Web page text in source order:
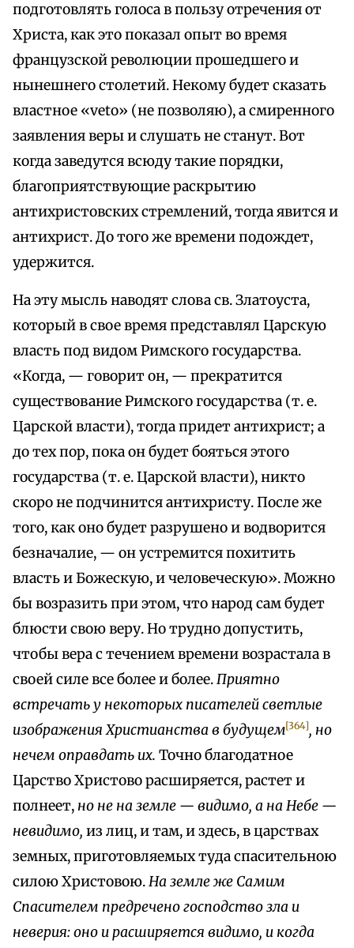
подготовлять голоса в пользу отречения от
Христа, как это показал опыт во время
французской революции прошедшего и
нынешнего столетий. Некому будет сказать
властное «veto» (не позволяю), а смиренного
заявления веры и слушать не станут. Вот
когда заведутся всюду такие порядки,
благоприятствующие раскрытию
антихристовских стремлений, тогда явится и
антихрист. До того же времени подождет,
удержится.
На эту мысль наводят слова св. Златоуста,
который в свое время представлял Царскую
власть под видом Римского государства.
«Когда, — говорит он, — прекратится
существование Римского государства (т. е.
Царской власти), тогда придет антихрист; а
до тех пор, пока он будет бояться этого
государства (т. е. Царской власти), никто
скоро не подчинится антихристу. После же
того, как оно будет разрушено и водворится
безначалие, — он устремится похитить
власть и Божескую, и человеческую». Можно
бы возразить при этом, что народ сам будет
блюсти свою веру. Но трудно допустить,
чтобы вера с течением времени возрастала в
своей силе все более и более.Приятно
встречать у некоторых писателей светлые
изображения Христианства в будущем[364], но
нечем оправдать их. Точно благодатное
Царство Христово расширяется, растет и
полнеет, но не на земле — видимо, а на Небе —
невидимо, из лиц, и там, и здесь, в царствах
земных, приготовляемых туда спасительною
силою Христовою.На земле же Самим
Спасителем предречено господство зла и
неверия: оно и расширяется видимо, и когда